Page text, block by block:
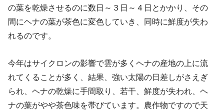
の葉を乾燥させるのに数日～３日～４日とかかり、その
間にヘナの葉が茶色に変色していき、同時に鮮度が失わ
れるのです。
今年はサイクロンの影響で雲が多くヘナの産地の上に流
れてくることが多く、結果、強い太陽の日差しがさえぎ
られ、ヘナの乾燥に手間取り、若干、鮮度が失われ、ヘ
ナの葉がやや茶色味を帯びています。農作物ですので天